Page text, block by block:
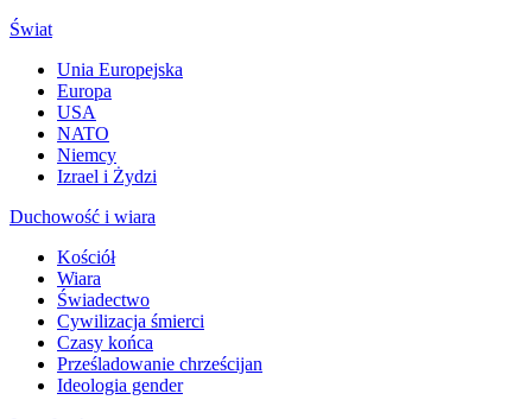
Świat
Unia Europejska
Europa
USA
NATO
Niemcy
Izrael i Żydzi
Duchowość i wiara
Kościół
Wiara
Świadectwo
Cywilizacja śmierci
Czasy końca
Prześladowanie chrześcijan
Ideologia gender